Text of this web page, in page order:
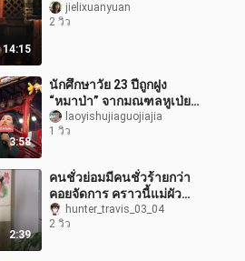
14:15
jielixuanyuan
2 วิว
3:58
นักศึกษาวัย 23 ปีถูกฝูง
“หมาป่า” จากมณฑลหูเป่ย
ตามรังควานเพราะหุ่นดี
laoyishujiaguojiajia
1 วิว
2:39
คนชั่วย่อมมีคนชั่วร้ายกว่า
คอยจัดการ คราวนี้แม่ผัว
ใจร้ายเจอคู่ปรับแล้ว!
hunter_travis_03_04
2 วิว